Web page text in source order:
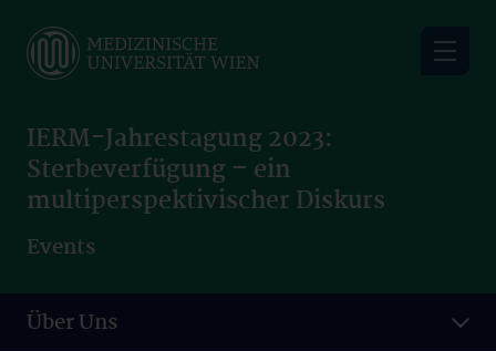
main
IERM-Jahrestagung 2023:
Sterbeverfügung – ein
multiperspektivischer Diskurs
Events
Über Uns